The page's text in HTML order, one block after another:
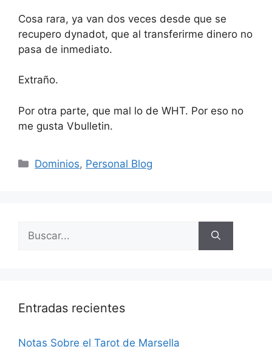
Cosa rara, ya van dos veces desde que se
recupero dynadot, que al transferirme dinero no
pasa de inmediato.
Extraño.
Por otra parte, que mal lo de WHT. Por eso no
me gusta Vbulletin.
Categorías
Dominios, Personal Blog
Entradas recientes
Notas Sobre el Tarot de Marsella